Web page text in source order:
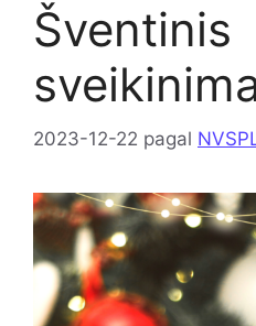
Šventinis
2023-12-22 pagal